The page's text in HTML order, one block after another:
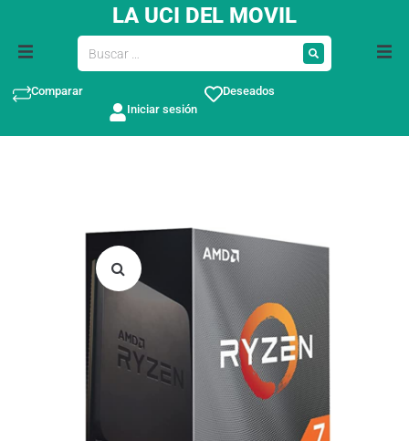
LA UCI DEL MOVIL
Comparar
Deseados
Iniciar sesión